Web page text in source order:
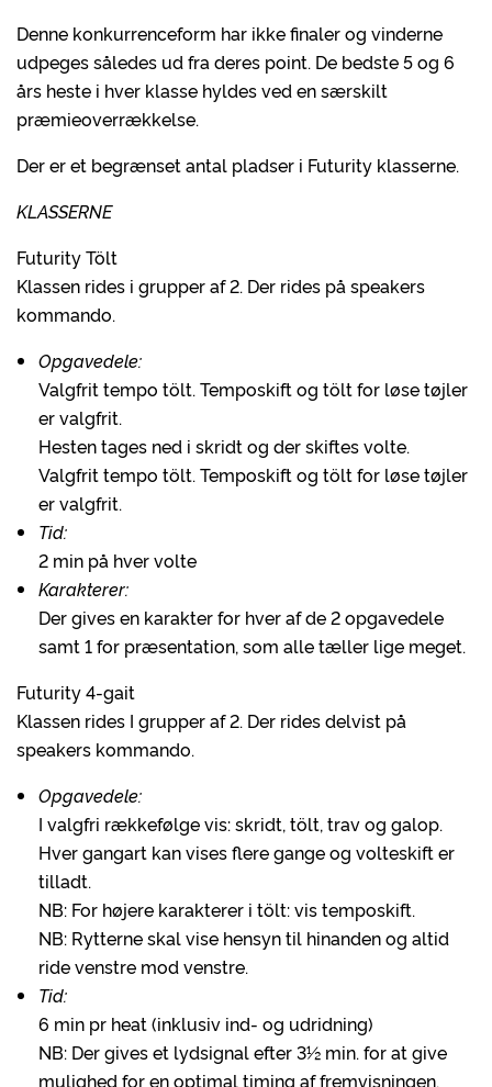
Denne konkurrenceform har ikke finaler og vinderne
udpeges således ud fra deres point. De bedste 5 og 6
års heste i hver klasse hyldes ved en særskilt
præmieoverrækkelse.
Der er et begrænset antal pladser i Futurity klasserne.
KLASSERNE
Futurity Tölt
Klassen rides i grupper af 2. Der rides på speakers
kommando.
Opgavedele:
Valgfrit tempo tölt. Temposkift og tölt for løse tøjler
er valgfrit.
Hesten tages ned i skridt og der skiftes volte.
Valgfrit tempo tölt. Temposkift og tölt for løse tøjler
er valgfrit.
Tid:
2 min på hver volte
Karakterer:
Der gives en karakter for hver af de 2 opgavedele
samt 1 for præsentation, som alle tæller lige meget.
Futurity 4-gait
Klassen rides I grupper af 2. Der rides delvist på
speakers kommando.
Opgavedele:
I valgfri rækkefølge vis: skridt, tölt, trav og galop.
Hver gangart kan vises flere gange og volteskift er
tilladt.
NB: For højere karakterer i tölt: vis temposkift.
NB: Rytterne skal vise hensyn til hinanden og altid
ride venstre mod venstre.
Tid:
6 min pr heat (inklusiv ind- og udridning)
NB: Der gives et lydsignal efter 3½ min. for at give
mulighed for en optimal timing af fremvisningen.